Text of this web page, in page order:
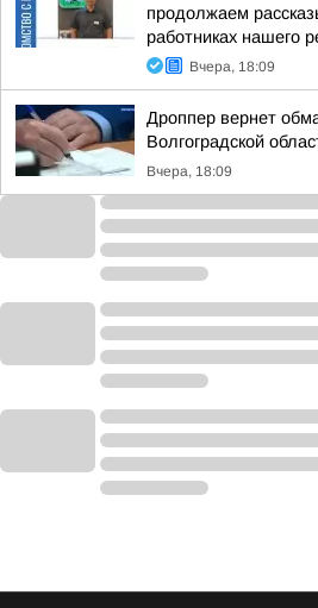
продолжаем
работниках нашего
Вчера, 18:09
Дроппер вернет
Волгоградской
Вчера, 18:09